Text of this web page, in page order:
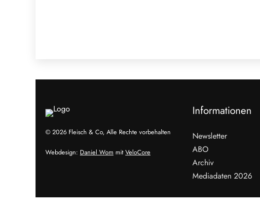
© 2026 Fleisch & Co, Alle Rechte vorbehalten
Webdesign: Daniel Wom mit VeloCore
Informationen
Newsletter
ABO
Archiv
Mediadaten 2026